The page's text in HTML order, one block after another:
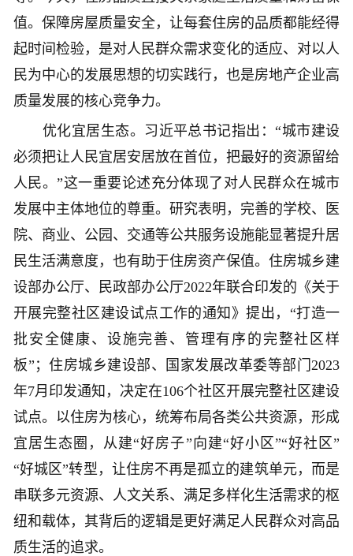
值。保障房屋质量安全，让每套住房的品质都能经得
起时间检验，是对人民群众需求变化的适应、对以人
民为中心的发展思想的切实践行，也是房地产企业高
质量发展的核心竞争力。
优化宜居生态。习近平总书记指出：“城市建设
必须把让人民宜居安居放在首位，把最好的资源留给
人民。”这一重要论述充分体现了对人民群众在城市
发展中主体地位的尊重。研究表明，完善的学校、医
院、商业、公园、交通等公共服务设施能显著提升居
民生活满意度，也有助于住房资产保值。住房城乡建
设部办公厅、民政部办公厅2022年联合印发的《关于
开展完整社区建设试点工作的通知》提出，“打造一
批安全健康、设施完善、管理有序的完整社区样
板”；住房城乡建设部、国家发展改革委等部门2023
年7月印发通知，决定在106个社区开展完整社区建设
试点。以住房为核心，统筹布局各类公共资源，形成
宜居生态圈，从建“好房子”向建“好小区”“好社区”
“好城区”转型，让住房不再是孤立的建筑单元，而是
串联多元资源、人文关系、满足多样化生活需求的枢
纽和载体，其背后的逻辑是更好满足人民群众对高品
质生活的追求。